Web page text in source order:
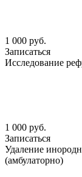
1 000 руб.
Записаться
Исследование
1 000 руб.
Записаться
Удаление
(амбулаторно)